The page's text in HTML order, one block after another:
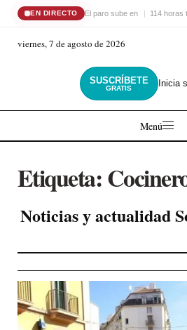
EN DIRECTO El paro sube en 114 horas
viernes, 7 de agosto de 2026
SUSCRÍBETE
GRATIS Inicia
Menú
Etiqueta:
Noticias y actualidad